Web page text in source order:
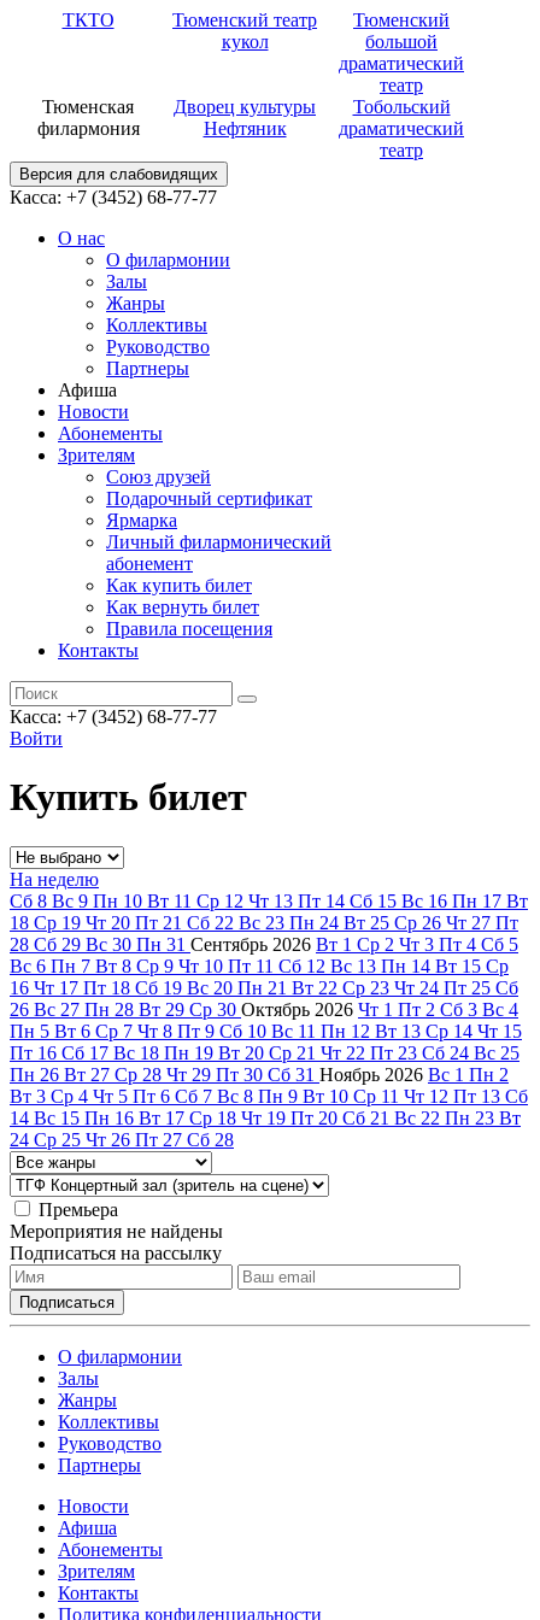
ТКТО
Тюменский театр
кукол
Тюменский
большой
драматический
театр
Тюменская
филармония
Дворец культуры
Нефтяник
Тобольский
драматический
театр
Версия для слабовидящих
Касса: +7 (3452) 68-77-77
О нас
О филармонии
Залы
Жанры
Коллективы
Руководство
Партнеры
Афиша
Новости
Абонементы
Зрителям
Союз друзей
Подарочный сертификат
Ярмарка
Личный филармонический
абонемент
Как купить билет
Как вернуть билет
Правила посещения
Контакты
Касса: +7 (3452) 68-77-77
Войти
Купить билет
На неделю
Сб 8 Вс 9 Пн 10 Вт 11 Ср 12 Чт 13 Пт 14 Сб 15 Вс 16 Пн 17 Вт
18 Ср 19 Чт 20 Пт 21 Сб 22 Вс 23 Пн 24 Вт 25 Ср 26 Чт 27 Пт
28 Сб 29 Вс 30 Пн 31 Сентябрь 2026 Вт 1 Ср 2 Чт 3 Пт 4 Сб 5
Вс 6 Пн 7 Вт 8 Ср 9 Чт 10 Пт 11 Сб 12 Вс 13 Пн 14 Вт 15 Ср
16 Чт 17 Пт 18 Сб 19 Вс 20 Пн 21 Вт 22 Ср 23 Чт 24 Пт 25 Сб
26 Вс 27 Пн 28 Вт 29 Ср 30 Октябрь 2026 Чт 1 Пт 2 Сб 3 Вс 4
Пн 5 Вт 6 Ср 7 Чт 8 Пт 9 Сб 10 Вс 11 Пн 12 Вт 13 Ср 14 Чт 15
Пт 16 Сб 17 Вс 18 Пн 19 Вт 20 Ср 21 Чт 22 Пт 23 Сб 24 Вс 25
Пн 26 Вт 27 Ср 28 Чт 29 Пт 30 Сб 31 Ноябрь 2026 Вс 1 Пн 2
Вт 3 Ср 4 Чт 5 Пт 6 Сб 7 Вс 8 Пн 9 Вт 10 Ср 11 Чт 12 Пт 13 Сб
14 Вс 15 Пн 16 Вт 17 Ср 18 Чт 19 Пт 20 Сб 21 Вс 22 Пн 23 Вт
24 Ср 25 Чт 26 Пт 27 Сб 28
Премьера
Мероприятия не найдены
Подписаться на рассылку
О филармонии
Залы
Жанры
Коллективы
Руководство
Партнеры
Новости
Афиша
Абонементы
Зрителям
Контакты
Политика конфиденциальности